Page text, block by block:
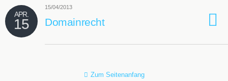
APR.
15
15/04/2013
Domainrecht
Zum Seitenanfang